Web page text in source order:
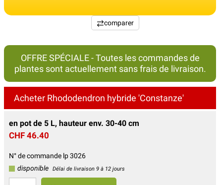
comparer
OFFRE SPÉCIALE - Toutes les commandes de
plantes sont actuellement sans frais de livraison.
Acheter Rhododendron hybride 'Constanze'
en pot de 5 L, hauteur env. 30-40 cm
CHF 46.40
N° de commande lp 3026
disponible
Délai de livraison 9 à 12 jours